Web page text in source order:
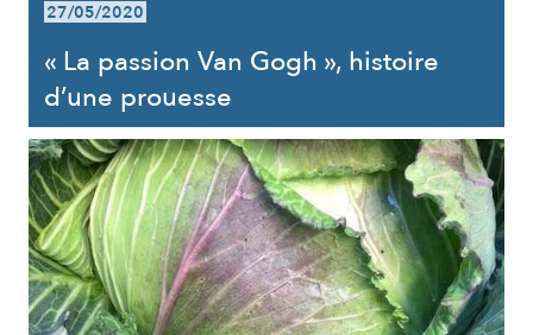
27/05/2020
« La passion Van Gogh », histoire
d’une prouesse